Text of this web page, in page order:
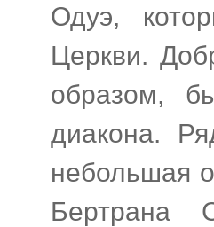
Одуэ,
Церкви.
образом,
диакона.
небольшая
Бертрана